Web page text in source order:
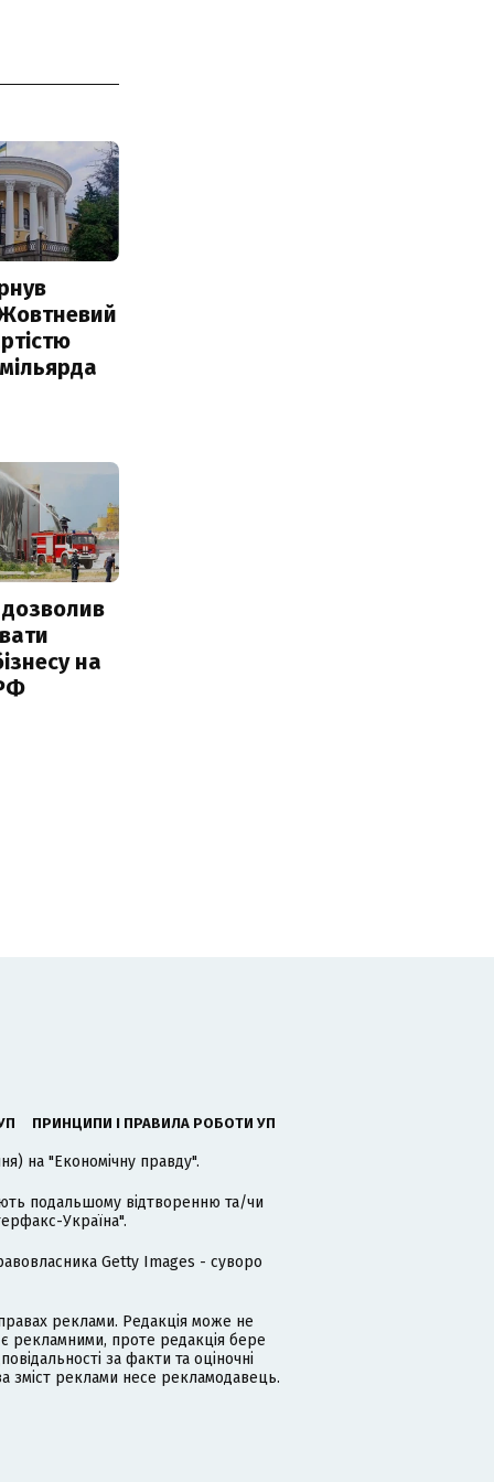
на
ПРИНЦИПИ І ПРАВИЛА РОБОТИ УП
на "Економічну правду".
подальшому відтворенню та/чи
Україна".
Getty Images - суворо
реклами. Редакція може не
рекламними, проте редакція бере
за факти та оціночні
зміст реклами несе рекламодавець.